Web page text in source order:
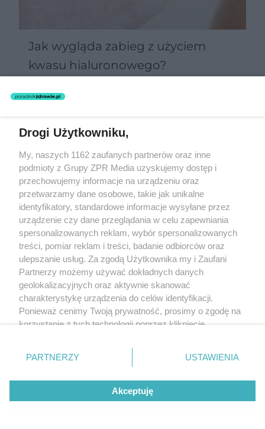
Jak wygląda zabieg z użyciem
kwasu hialuronowego?
Drogi Użytkowniku,
My, naszych 1162 zaufanych partnerów oraz inne
podmioty z Grupy ZPR Media uzyskujemy dostęp i
przechowujemy informacje na urządzeniu oraz
przetwarzamy dane osobowe, takie jak unikalne
identyfikatory, standardowe informacje wysyłane przez
urządzenie czy dane przeglądania w celu zapewniania
spersonalizowanych reklam, wybór spersonalizowanych
treści, pomiar reklam i treści, badanie odbiorców oraz
ulepszanie usług. Za zgodą Użytkownika my i Zaufani
Partnerzy możemy używać dokładnych danych
geolokalizacyjnych oraz aktywnie skanować
charakterystykę urządzenia do celów identyfikacji.
Ponieważ cenimy Twoją prywatność, prosimy o zgodę na
korzystanie z tych technologii poprzez kliknięcie
zmienić/wycofać klikając przycisk ustawień prywatności
znajdujący się w lewym dolnym rogu strony
rodzaje przetwarzania danych nie wymagają zgody
użytkownika, ale masz prawo sprzeciwić się takiemu
przetwarzaniu. Preferencje będą miały zastosowanie tylko
PARTNERZY USTAWIENIA
Akceptuję